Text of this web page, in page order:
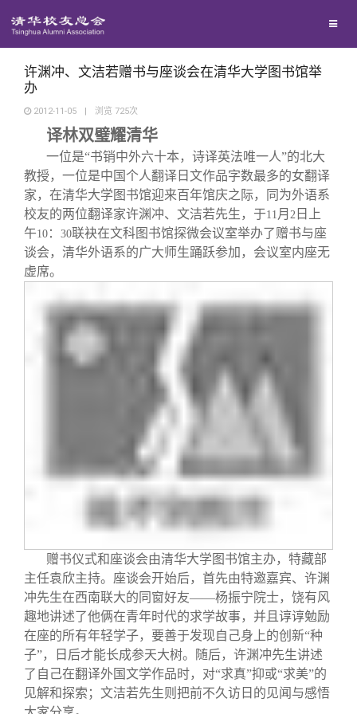
地区联络
年级联络
院系校友工作
专业委员会
西南联大校友会
回馈母校
捐赠项目
捐赠新闻
捐赠纪事
义工计划
媒体平台
《清华校友通讯》
《水木清华》
新媒体平台
百年清华
清华人物
青春风采
校友讲坛
校友视界
校友服务
信息化服务
实用信息
总会简介
总会章程
理事会名单
联系我们
关闭
许渊冲、文洁若赠书与座谈会在清华大学图书馆举
办
2012-11-05 | 浏览 725次
译林双璧耀清华
一位是“书销中外六十本，诗译英法唯一人”的北大
教授，一位是中国个人翻译日文作品字数最多的女翻译
家，在清华大学图书馆迎来百年馆庆之际，同为外语系
校友的两位翻译家许渊冲、文洁若先生，于11 月 2 日上
午10 ： 30联袂在文科图书馆探微会议室举办了赠书与座
谈会，清华外语系的广大师生踊跃参加，会议室内座无
虚席。
赠书仪式和座谈会由清华大学图书馆主办，特藏部
主任袁欣主持。座谈会开始后，首先由特邀嘉宾、许渊
冲先生在西南联大的同窗好友——杨振宁院士，饶有风
趣地讲述了他俩在青年时代的求学故事，并且谆谆勉励
在座的所有年轻学子，要善于发现自己身上的创新“种
子”，日后才能长成参天大树。随后，许渊冲先生讲述
了自己在翻译外国文学作品时，对“求真”抑或“求美”的
见解和探索；文洁若先生则把前不久访日的见闻与感悟